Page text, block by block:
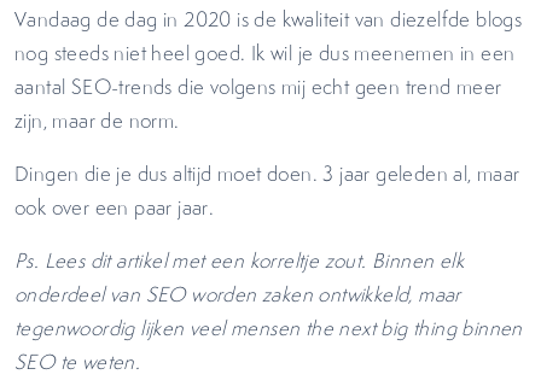
Vandaag de dag in 2020 is de kwaliteit van diezelfde blogs
nog steeds niet heel goed. Ik wil je dus meenemen in een
aantal SEO-trends die volgens mij echt geen trend meer
zijn, maar de norm.
Dingen die je dus altijd moet doen. 3 jaar geleden al, maar
ook over een paar jaar.
Ps. Lees dit artikel met een korreltje zout. Binnen elk
onderdeel van SEO worden zaken ontwikkeld, maar
tegenwoordig lijken veel mensen the next big thing binnen
SEO te weten.